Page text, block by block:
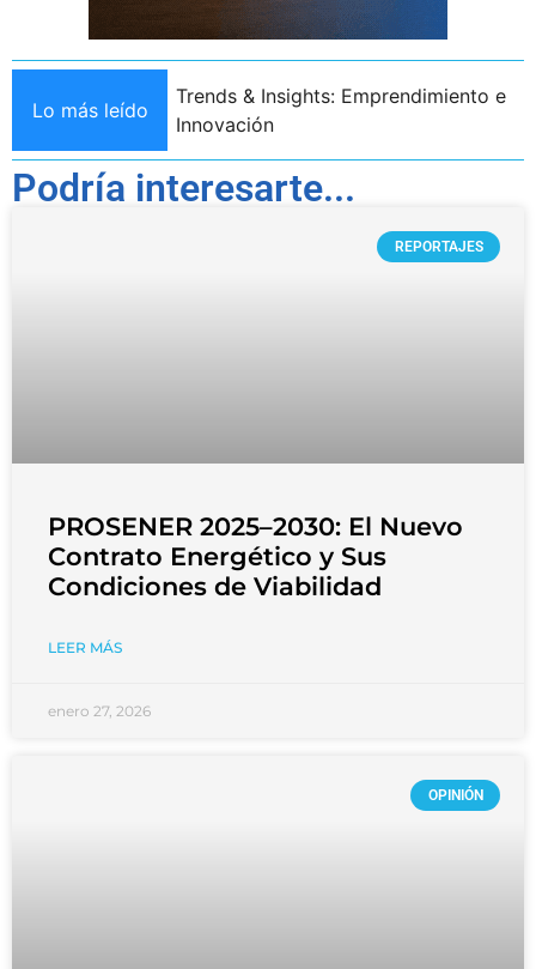
Lo más leído
Trends & Insights: Emprendimiento e
Innovación
Trends &
Podría interesarte...
REPORTAJES
PROSENER 2025–2030: El Nuevo
Contrato Energético y Sus
Condiciones de Viabilidad
LEER MÁS
enero 27, 2026
OPINIÓN